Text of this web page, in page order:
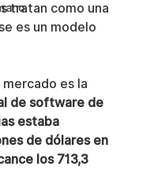
tratan como una
es un modelo
es la
de software de
estaba
de dólares en
los 713,3